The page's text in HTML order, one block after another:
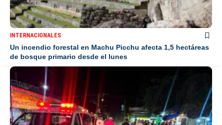
INTERNACIONALES
Un incendio forestal en Machu Picchu afecta 1,5 hectáreas
de bosque primario desde el lunes